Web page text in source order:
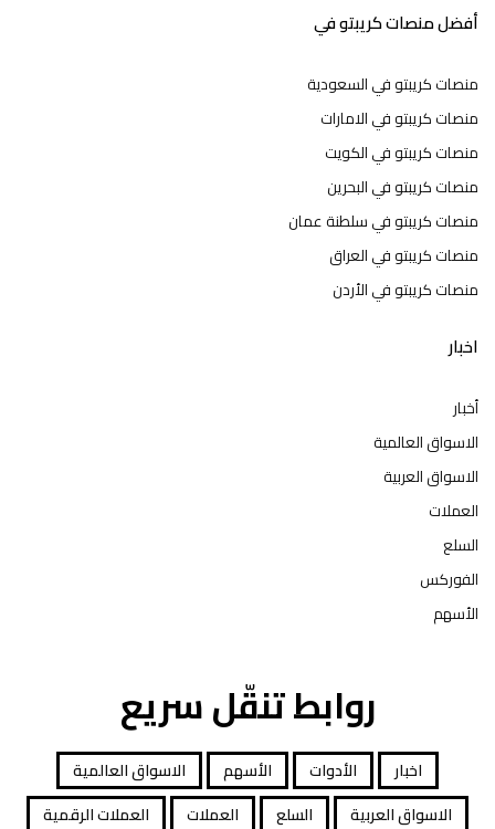
أفضل منصات كريبتو في
منصات كريبتو في السعودية
منصات كريبتو في الامارات
منصات كريبتو في الكويت
منصات كريبتو في البحرين
منصات كريبتو في سلطنة عمان
منصات كريبتو في العراق
منصات كريبتو في الأردن
اخبار
أخبار
الاسواق العالمية
الاسواق العربية
العملات
السلع
الفوركس
الأسهم
روابط تنقّل سريع
اخبار الأدوات الأسهم
الاسواق العالمية
الاسواق العربية
السلع العملات العملات الرقمية